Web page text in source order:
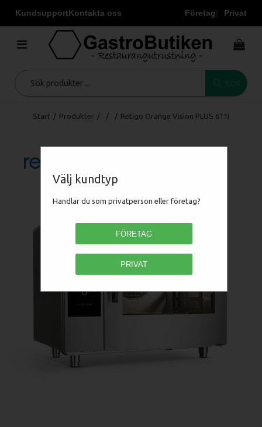
KundsupportKontakta oss Företag Privat
Välj kundtyp
Handlar du som privatperson eller företag?
FÖRETAG
PRIVAT
Start / Produkter / / / Retigo Orange Vision PLUS 611i